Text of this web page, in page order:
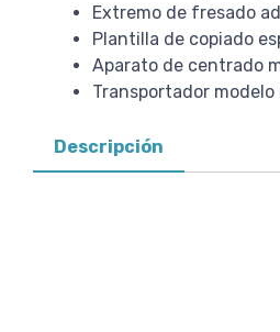
Extremo de fresado
Plantilla de copiado
Aparato de centrado
Transportador modelo
Descripción